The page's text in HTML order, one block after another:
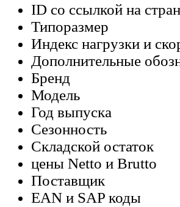
ID со ссылкой на
Типоразмер
Индекс нагрузки и
Дополнительные
Бренд
Модель
Год выпуска
Сезонность
Складской остаток
цены Netto и Brutto
Поставщик
EAN и SAP коды